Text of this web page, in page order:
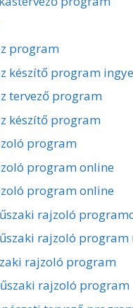
program
készítő program
tervező program
készítő program
program
program online
program online
rajzoló
rajzoló
rajzoló program
rajzoló program